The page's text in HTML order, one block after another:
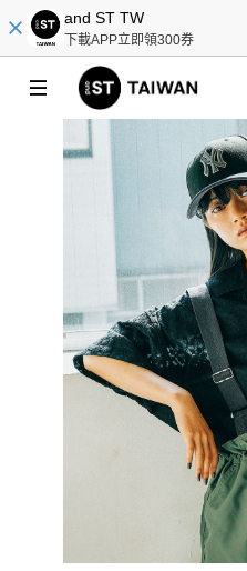
and ST TW
下載APP立即領300券